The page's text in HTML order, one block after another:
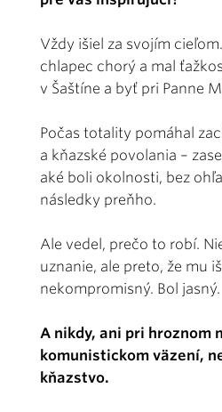
Vždy išiel za svojím
chlapec chorý a mal
v Šaštíne a byť pri Panne
Počas totality pomáhal
a kňazské povolania –
aké boli okolnosti, bez
následky preňho.
Ale vedel, prečo to robí.
uznanie, ale preto, že mu
nekompromisný. Bol jasný.
A nikdy, ani pri hroznom
komunistickom väzení,
kňazstvo.